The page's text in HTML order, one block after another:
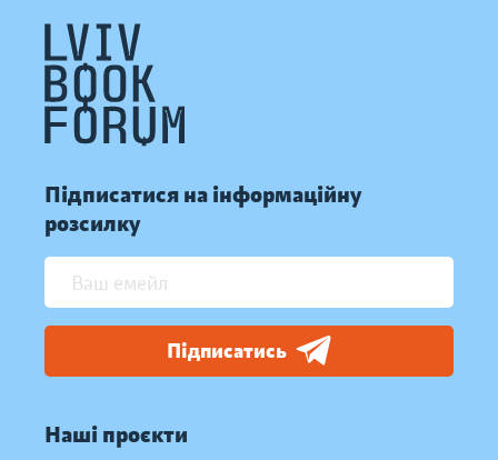
Підписатися на інформаційну
розсилку
Підписатись
Наші проєкти